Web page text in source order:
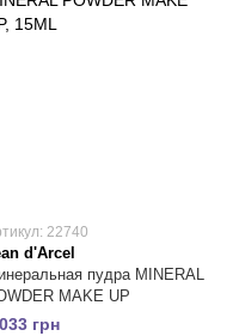
22740
d'Arcel
пудра MINERAL
MAKE UP
грн